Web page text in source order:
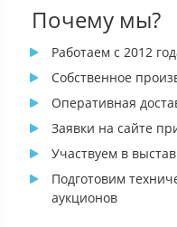
Почему мы?
Работаем с 2012
Собственное
Оперативная
Заявки на сайте
Участвуем в
Подготовим
аукционов